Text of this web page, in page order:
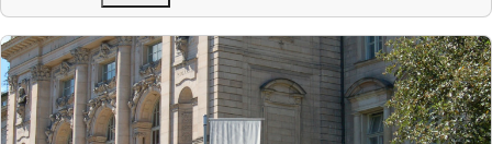
Questionbank